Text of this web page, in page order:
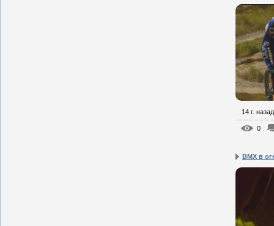
14 г. назад
0
BMX в